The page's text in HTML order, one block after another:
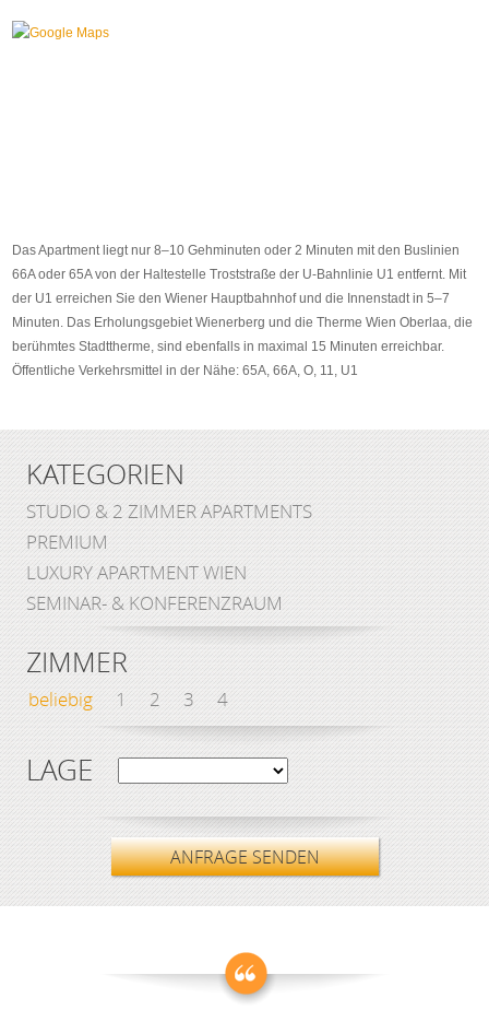
Das Apartment liegt nur 8–10 Gehminuten oder 2 Minuten mit den Buslinien
66A oder 65A von der Haltestelle Troststraße der U-Bahnlinie U1 entfernt. Mit
der U1 erreichen Sie den Wiener Hauptbahnhof und die Innenstadt in 5–7
Minuten. Das Erholungsgebiet Wienerberg und die Therme Wien Oberlaa, die
berühmtes Stadttherme, sind ebenfalls in maximal 15 Minuten erreichbar.
Öffentliche Verkehrsmittel in der Nähe: 65A, 66A, O, 11, U1
KATEGORIEN
STUDIO & 2 ZIMMER APARTMENTS
PREMIUM
LUXURY APARTMENT WIEN
SEMINAR- & KONFERENZRAUM
ZIMMER
beliebig 1 2 3 4
LAGE
ANFRAGE SENDEN